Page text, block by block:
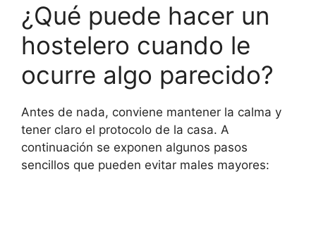
¿Qué puede hacer un
hostelero cuando le
ocurre algo parecido?
Antes de nada, conviene mantener la calma y
tener claro el protocolo de la casa. A
continuación se exponen algunos pasos
sencillos que pueden evitar males mayores: